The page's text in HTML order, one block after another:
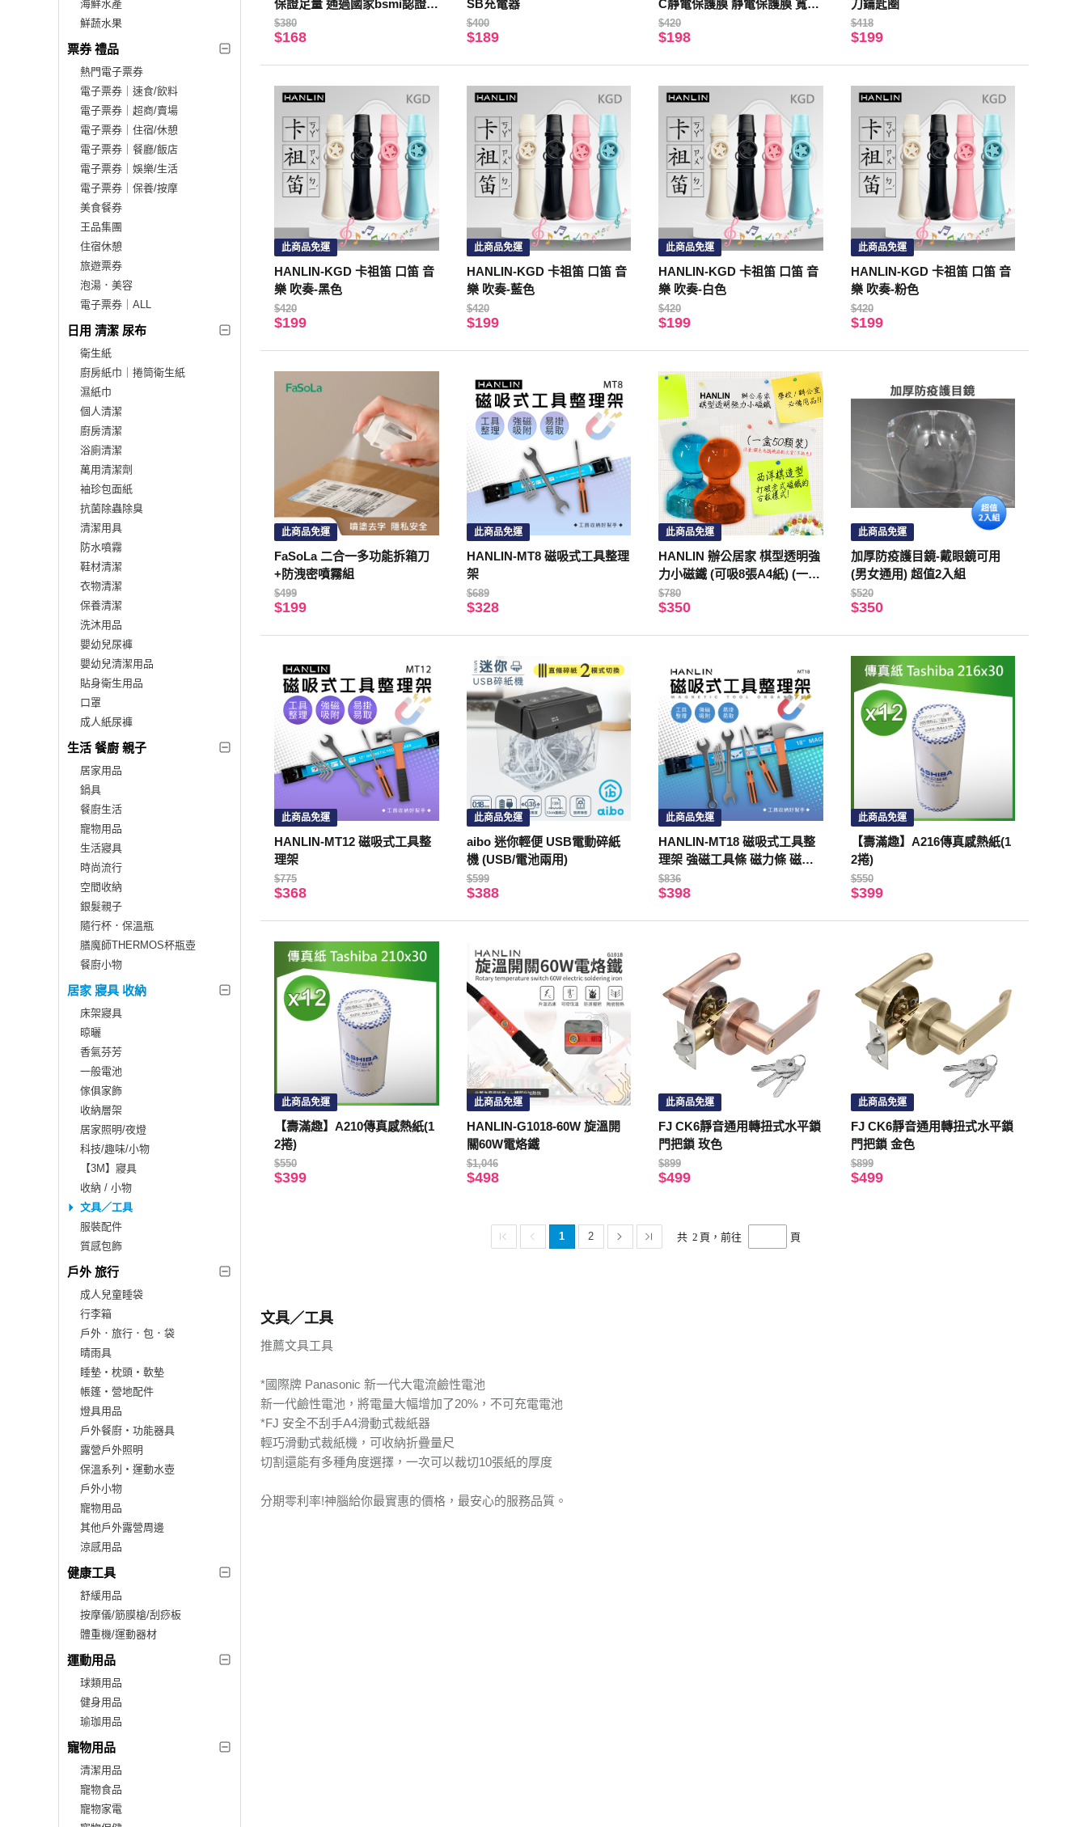
海鮮水產
鮮蔬水果
票券 禮品
熱門電子票券
電子票券｜速食/飲料
電子票券｜超商/賣場
電子票券｜住宿/休憩
電子票券｜餐廳/飯店
電子票券｜娛樂/生活
電子票券｜保養/按摩
美食餐券
王品集團
住宿休憩
旅遊票券
泡湯．美容
電子票券｜ALL
日用 清潔 尿布
衛生紙
廚房紙巾｜捲筒衛生紙
濕紙巾
個人清潔
廚房清潔
浴廁清潔
萬用清潔劑
袖珍包面紙
抗菌除蟲除臭
清潔用具
防水噴霧
鞋材清潔
衣物清潔
保養清潔
洗沐用品
嬰幼兒尿褲
嬰幼兒清潔用品
貼身衛生用品
口罩
成人紙尿褲
生活 餐廚 親子
居家用品
鍋具
餐廚生活
寵物用品
生活寢具
時尚流行
空間收納
銀髮親子
隨行杯．保溫瓶
膳魔師THERMOS杯瓶壺
餐廚小物
居家 寢具 收納
床架寢具
晾曬
香氣芬芳
一般電池
傢俱家飾
收納層架
居家照明/夜燈
科技/趣味/小物
【3M】寢具
收納 / 小物
文具／工具
服裝配件
質感包飾
戶外 旅行
成人兒童睡袋
行李箱
戶外．旅行．包．袋
晴雨具
睡墊‧枕頭‧軟墊
帳篷‧營地配件
燈具用品
戶外餐廚‧功能器具
露營戶外照明
保溫系列‧運動水壺
戶外小物
寵物用品
其他戶外露營周邊
涼感用品
健康工具
舒緩用品
按摩儀/筋膜槍/刮痧板
體重機/運動器材
運動用品
球類用品
健身用品
瑜珈用品
寵物用品
清潔用品
寵物食品
寵物家電
保證足量 通過國家bsmi認證
(一組2顆)藍色-平頭
$380
$168
SB充電器
$400
$189
C靜電保護膜 靜電保護膜 寬3C
M 首飾 吊墜 吸附高 無膠 防刮
防髒 防塵 減少氧化
$420
$198
刀鑰匙圈
$418
$199
此商品免運
HANLIN-KGD 卡祖笛 口笛 音
樂 吹奏-黑色
$420
$199
此商品免運
HANLIN-KGD 卡祖笛 口笛 音
樂 吹奏-藍色
$420
$199
此商品免運
HANLIN-KGD 卡祖笛 口笛 音
樂 吹奏-白色
$420
$199
此商品免運
HANLIN-KGD 卡祖笛 口笛 音
樂 吹奏-粉色
$420
$199
此商品免運
FaSoLa 二合一多功能拆箱刀
+防洩密噴霧組
$499
$199
此商品免運
HANLIN-MT8 磁吸式工具整理
架
$689
$328
此商品免運
HANLIN 辦公居家 棋型透明強
力小磁鐵 (可吸8張A4紙) (一盒
50顆裝)
$780
$350
此商品免運
加厚防疫護目鏡-戴眼鏡可用
(男女通用) 超值2入組
$520
$350
此商品免運
HANLIN-MT12 磁吸式工具整
理架
$775
$368
此商品免運
aibo 迷你輕便 USB電動碎紙
機 (USB/電池兩用)
$599
$388
此商品免運
HANLIN-MT18 磁吸式工具整
理架 強磁工具條 磁力條 磁鐵
強磁 掛架 磁力工具架 五金工
具 收納磁力條
$836
$398
此商品免運
【壽滿趣】A216傳真感熱紙(1
2捲)
$550
$399
此商品免運
【壽滿趣】A210傳真感熱紙(1
2捲)
$550
$399
此商品免運
HANLIN-G1018-60W 旋溫開
關60W電烙鐵
$1,046
$498
此商品免運
FJ CK6靜音通用轉扭式水平鎖
門把鎖 玫色
$899
$499
此商品免運
FJ CK6靜音通用轉扭式水平鎖
門把鎖 金色
$899
$499
1 2 共 2 頁，前往 頁
文具／工具
推薦文具工具
*國際牌 Panasonic 新一代大電流鹼性電池
新一代鹼性電池，將電量大幅增加了20%，不可充電電池
*FJ 安全不刮手A4滑動式裁紙器
輕巧滑動式裁紙機，可收納折疊量尺
切割還能有多種角度選擇，一次可以裁切10張紙的厚度
分期零利率!神腦給你最實惠的價格，最安心的服務品質。